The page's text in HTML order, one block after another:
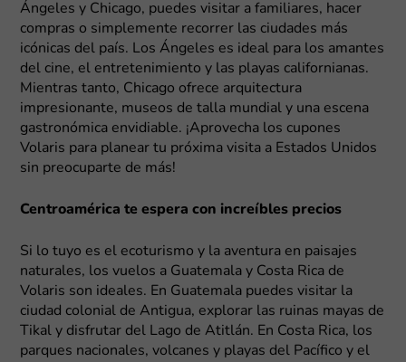
Ángeles y Chicago, puedes visitar a familiares, hacer
compras o simplemente recorrer las ciudades más
icónicas del país. Los Ángeles es ideal para los amantes
del cine, el entretenimiento y las playas californianas.
Mientras tanto, Chicago ofrece arquitectura
impresionante, museos de talla mundial y una escena
gastronómica envidiable. ¡Aprovecha los cupones
Volaris para planear tu próxima visita a Estados Unidos
sin preocuparte de más!
Centroamérica te espera con increíbles precios
Si lo tuyo es el ecoturismo y la aventura en paisajes
naturales, los vuelos a Guatemala y Costa Rica de
Volaris son ideales. En Guatemala puedes visitar la
ciudad colonial de Antigua, explorar las ruinas mayas de
Tikal y disfrutar del Lago de Atitlán. En Costa Rica, los
parques nacionales, volcanes y playas del Pacífico y el